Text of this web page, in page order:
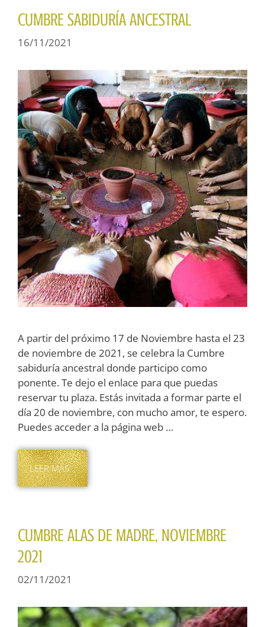
CUMBRE SABIDURÍA ANCESTRAL
16/11/2021
A partir del próximo 17 de Noviembre hasta el 23
de noviembre de 2021, se celebra la Cumbre
sabiduría ancestral donde participo como
ponente. Te dejo el enlace para que puedas
reservar tu plaza. Estás invitada a formar parte el
día 20 de noviembre, con mucho amor, te espero.
Puedes acceder a la página web …
LEER MÁS…
CUMBRE ALAS DE MADRE, NOVIEMBRE
2021
02/11/2021